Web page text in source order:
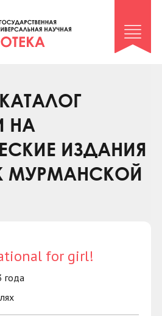
архив»
НА
ИЗДАНИЯ
МУРМАНСКОЙ
for girl!
года